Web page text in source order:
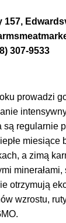
157,
307-9533
prowadzi
regularnie
miesiące
a zimą
otrzymują
wzrostu,